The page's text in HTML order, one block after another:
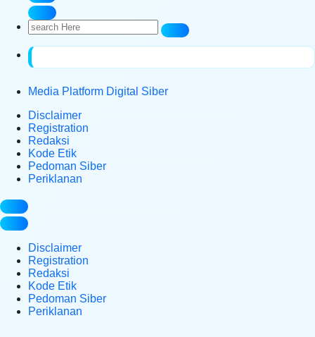
Search
for:
Media Platform Digital Siber
Disclaimer
Registration
Redaksi
Kode Etik
Pedoman Siber
Periklanan
Disclaimer
Registration
Redaksi
Kode Etik
Pedoman Siber
Periklanan